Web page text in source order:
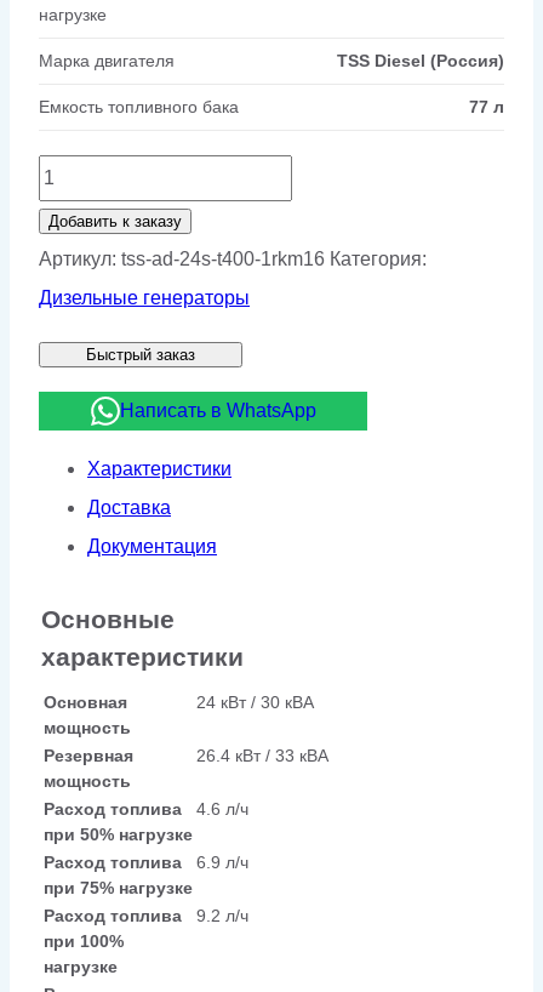
нагрузке
Марка двигателя TSS Diesel (Россия)
Емкость топливного бака 77 л
Количество
товара
Дизельный
генератор
АД-24С-
кожухе
Добавить к заказу
Артикул: tss-ad-24s-t400-1rkm16 Категория:
Дизельные генераторы
Быстрый заказ
Написать в WhatsApp
Характеристики
Доставка
Документация
Основные
характеристики
Основная
мощность
24 кВт / 30 кВА
Резервная
мощность
26.4 кВт / 33 кВА
Расход топлива
при 50% нагрузке
4.6 л/ч
Расход топлива
при 75% нагрузке
6.9 л/ч
Расход топлива
при 100%
нагрузке
9.2 л/ч